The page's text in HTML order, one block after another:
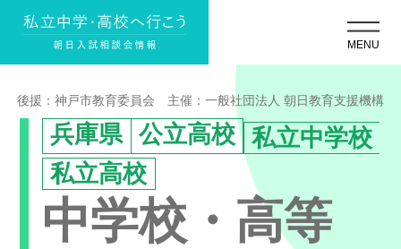
後援：神戸市教育委員会 主催：一般社団法人 朝日教育支援機構
兵庫県 公立高校
私立中学校
私立高校
中学校・高等